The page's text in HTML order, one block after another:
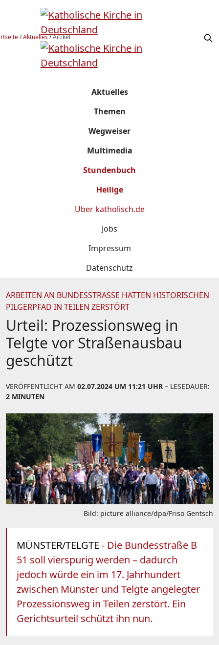
/Aktuelles/Artikel
Aktuelles
Themen
Wegweiser
Multimedia
Stundenbuch
Heilige
Über katholisch.de
Jobs
Impressum
Datenschutz
ARBEITEN AN BUNDESSTRASSE HÄTTEN HISTORISCHEN P
ILGERPFAD IN TEILEN ZERSTÖRT
Urteil: Prozessionsweg in
Telgte vor Straßenausbau
geschützt
VERÖFFENTLICHT AM 02.07.2024 UM 11:21 UHR – LESEDAUER:
2 MINUTEN
Bild: picture alliance/dpa/Friso Gentsch
MÜNSTER/TELGTE - Die Bundesstraße B
51 soll vierspurig werden – dadurch
jedoch würde ein im 17. Jahrhundert
zwischen Münster und Telgte angelegter
Prozessionsweg in Teilen zerstört. Ein
Gerichtsurteil schützt ihn nun.